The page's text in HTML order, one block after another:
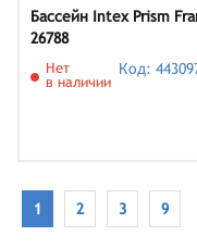
Бассейн Intex Prism
26788
Нет
в наличии
Код:
1 2 3 9